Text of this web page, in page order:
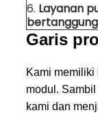
6. Layanan
Garis
Kami
modul.
kami dan